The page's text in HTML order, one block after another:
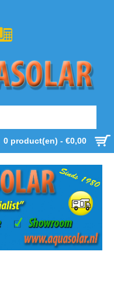
0 product(en) - €0,00